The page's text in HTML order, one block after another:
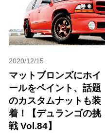
2020/12/15
マットブロンズにホイ
ールをペイント、話題
のカスタムナットも装
着！【デュランゴの挑
戦 Vol.84】